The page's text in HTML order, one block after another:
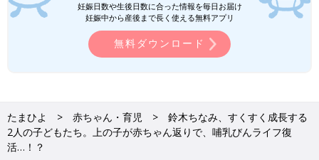
妊娠日数や生後日数に合った情報を毎日お届け
妊娠中から産後まで長く使える無料アプリ
無料ダウンロード
たまひよ 赤ちゃん・育児
鈴木ちなみ、すくすく成長する
2人の子どもたち。上の子が赤ちゃん返りで、哺乳びんライフ復
活…！？